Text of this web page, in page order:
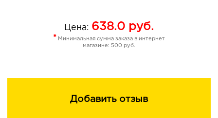
Цена: 638.0 руб.
* Минимальная сумма заказа в интернет
магазине: 500 руб.
Добавить отзыв